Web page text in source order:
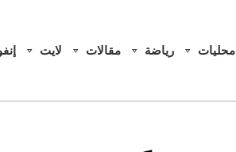
محليات رياضة مقالات لايت